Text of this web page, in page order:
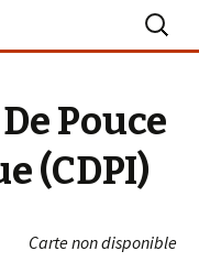
Pouce
(CDPI)
Carte non disponible